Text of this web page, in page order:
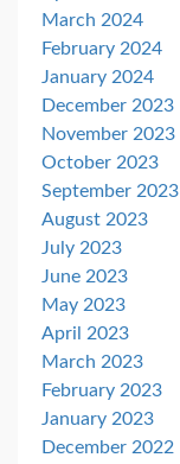
March 2024
February 2024
January 2024
December 2023
November 2023
October 2023
September 2023
August 2023
July 2023
June 2023
May 2023
April 2023
March 2023
February 2023
January 2023
December 2022